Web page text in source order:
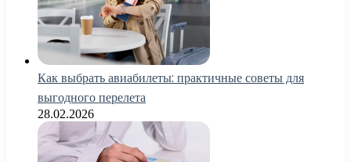
Как выбрать авиабилеты: практичные советы для
выгодного перелета
28.02.2026